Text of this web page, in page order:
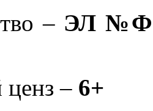
– ЭЛ
ценз – 6+